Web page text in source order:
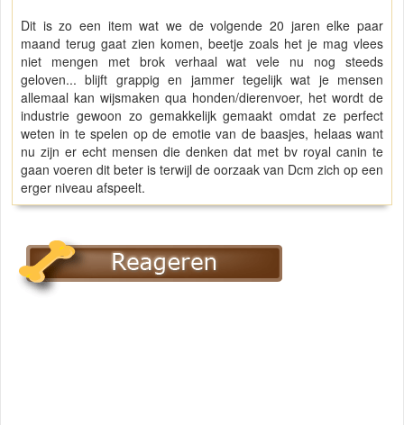
Dit is zo een item wat we de volgende 20 jaren elke paar
maand terug gaat zien komen, beetje zoals het je mag vlees
niet mengen met brok verhaal wat vele nu nog steeds
geloven... blijft grappig en jammer tegelijk wat je mensen
allemaal kan wijsmaken qua honden/dierenvoer, het wordt de
industrie gewoon zo gemakkelijk gemaakt omdat ze perfect
weten in te spelen op de emotie van de baasjes, helaas want
nu zijn er echt mensen die denken dat met bv royal canin te
gaan voeren dit beter is terwijl de oorzaak van Dcm zich op een
erger niveau afspeelt.